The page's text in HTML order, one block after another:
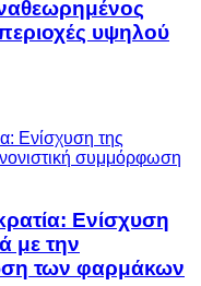
υψηλού
Ενίσχυση
με την
των φαρμάκων